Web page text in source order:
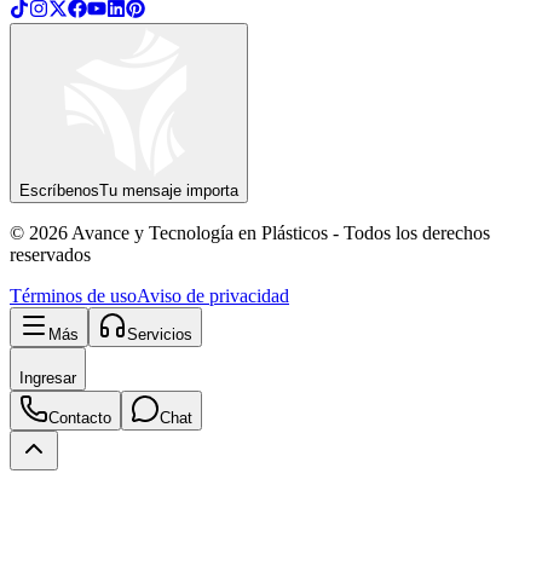
EscríbenosTu mensaje importa
© 2026 Avance y Tecnología en Plásticos - Todos los derechos
reservados
Términos de usoAviso de privacidad
Más Servicios
Ingresar
Contacto Chat